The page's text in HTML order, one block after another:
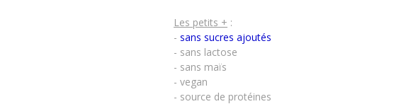
Les petits + :
- sans sucres ajoutés
- sans lactose
- sans maïs
- vegan
- source de protéines